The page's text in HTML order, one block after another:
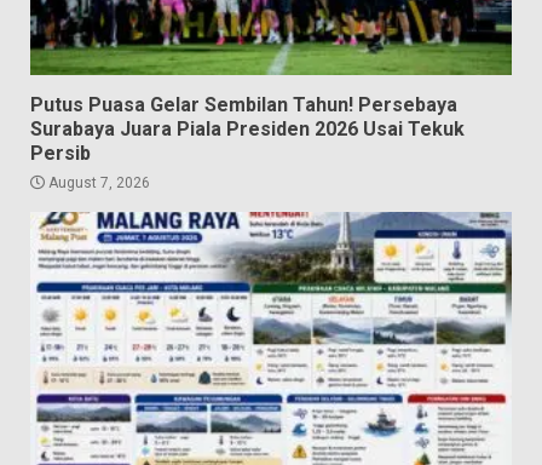
Putus Puasa Gelar Sembilan Tahun! Persebaya
Surabaya Juara Piala Presiden 2026 Usai Tekuk
Persib
August 7, 2026